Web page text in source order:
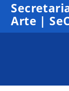
Arte |